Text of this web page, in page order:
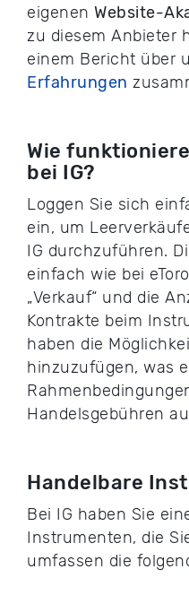
eigenen Website-
zu diesem Anbieter
einem Bericht über
Erfahrungen
Wie
bei IG?
Loggen Sie sich
ein, um
IG durchzuführen.
einfach wie bei
„Verkauf“ und die
Kontrakte beim
haben die
hinzuzufügen, was
Handelsgebühren
Handelbare
Bei IG haben Sie
Instrumenten, die
umfassen die